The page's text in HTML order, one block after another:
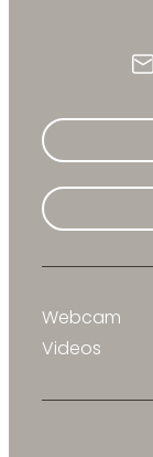
Webcam
Videos